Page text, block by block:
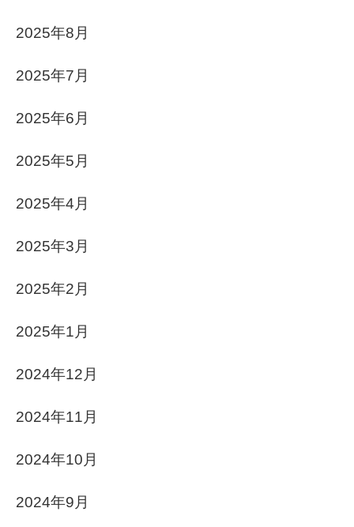
2025年8月
2025年7月
2025年6月
2025年5月
2025年4月
2025年3月
2025年2月
2025年1月
2024年12月
2024年11月
2024年10月
2024年9月